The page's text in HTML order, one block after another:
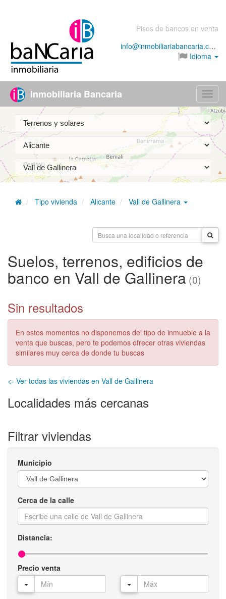
Pisos de bancos en venta
info@inmobiliariabancaria.com
Idioma
Menú
Inmobiliaria Bancaria
Tipo vivienda Alicante Vall de Gallinera
Suelos, terrenos, edificios de
banco en Vall de Gallinera (0)
Sin resultados
En estos momentos no disponemos del tipo de inmueble a la
venta que buscas, pero te podemos ofrecer otras viviendas
similares muy cerca de donde tu buscas
<- Ver todas las viviendas en Vall de Gallinera
Localidades más cercanas
Filtrar viviendas
Municipio
Cerca de la calle
Distancia:
Precio venta